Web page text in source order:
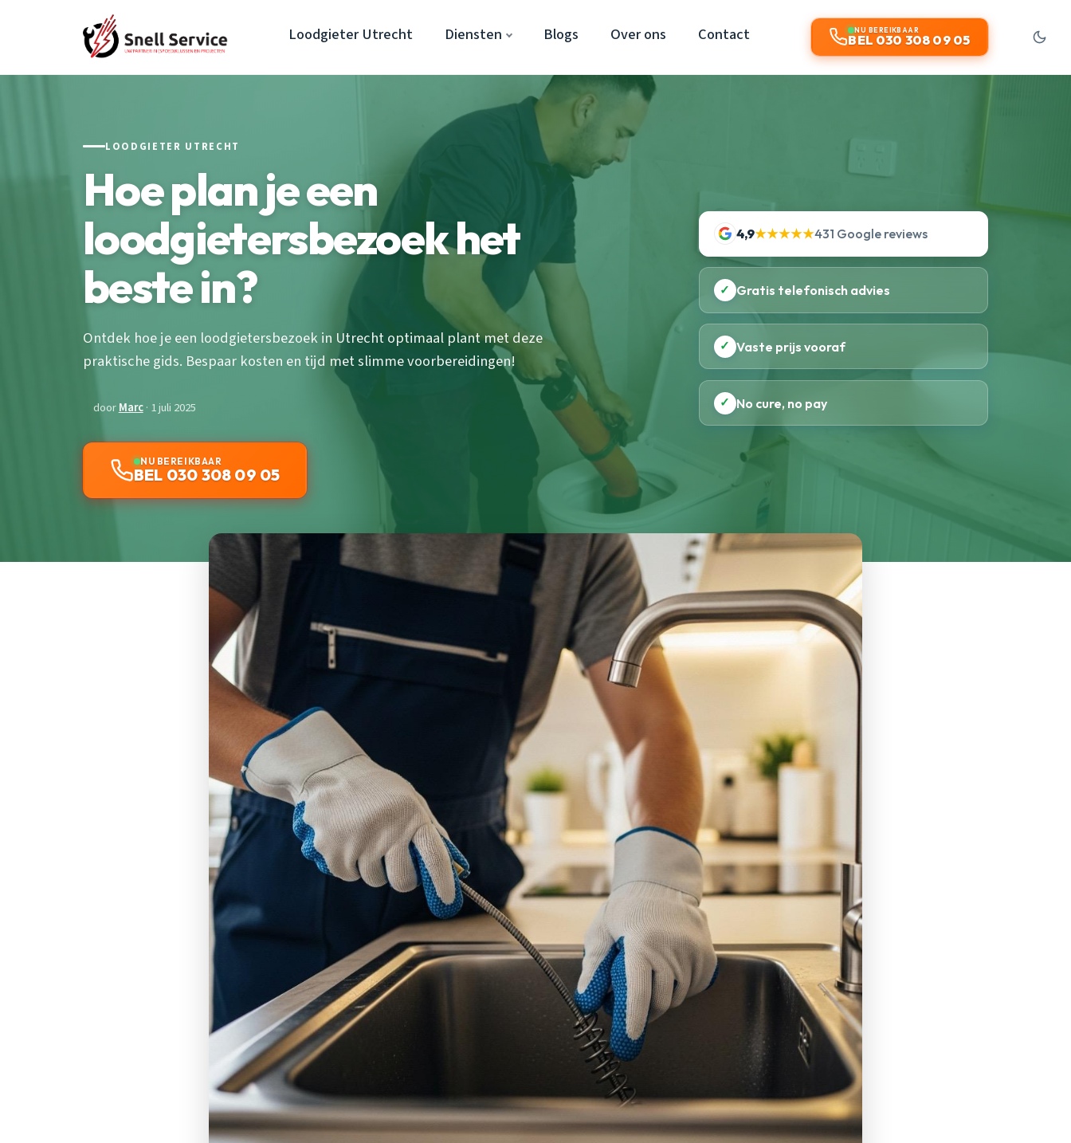
Loodgieter Utrecht Diensten Blogs Over ons Contact NU BEREIKBAAR
BEL 030 308 09 05
LOODGIETER UTRECHT
Hoe plan je een
loodgietersbezoek het
beste in?
Ontdek hoe je een loodgietersbezoek in Utrecht optimaal plant met deze
praktische gids. Bespaar kosten en tijd met slimme voorbereidingen!
doorMarc· 1 juli 2025
NU BEREIKBAAR
BEL 030 308 09 05
4,9★★★★★431 Google reviews
✓ Gratis telefonisch advies
✓ Vaste prijs vooraf
✓ No cure, no pay